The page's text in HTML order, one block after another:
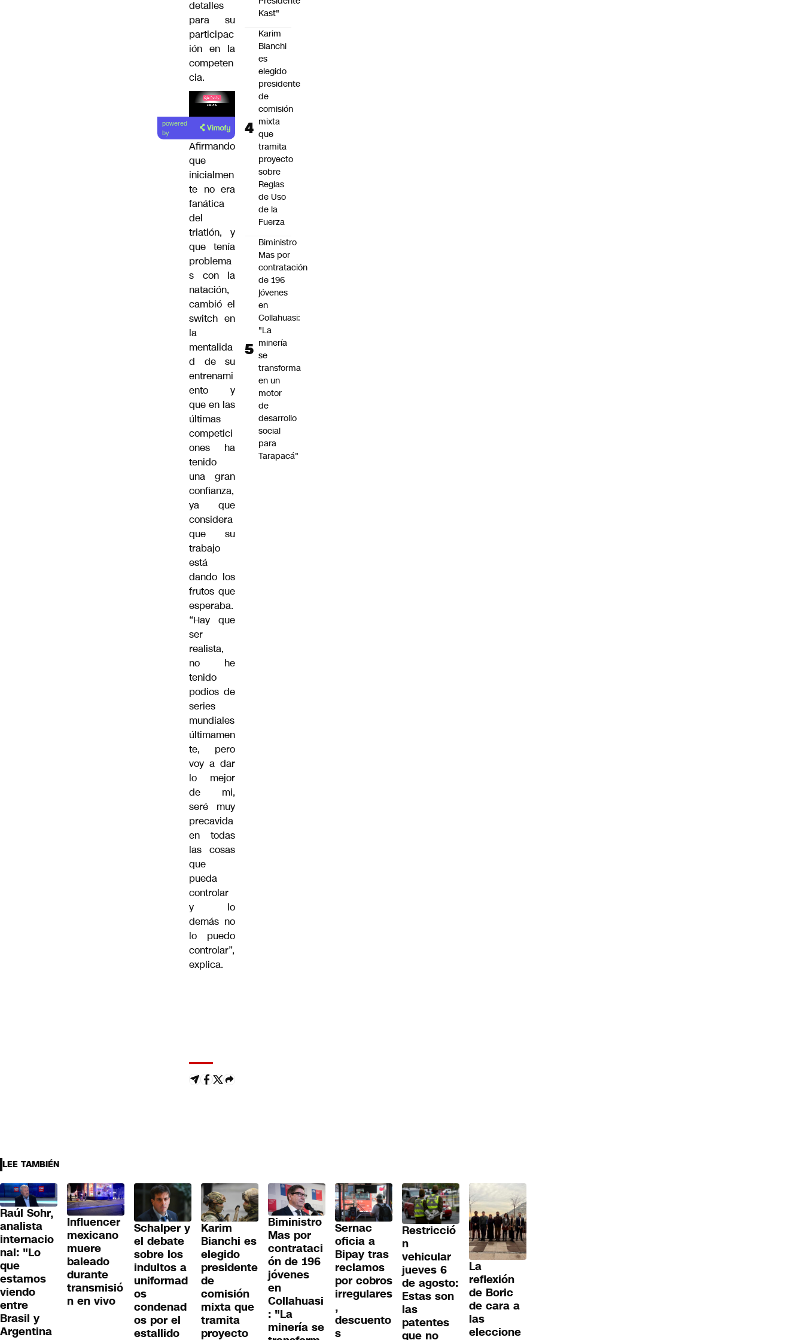
detalles
para su
participac
ión en la
competen
cia.
Lea el
artículo
powered
by
Afirmando
que
inicialmen
te no era
fanática
del
triatlón, y
que tenía
problema
s con la
natación,
cambió el
switch en
la
mentalida
d de su
entrenami
ento y
que en las
últimas
competici
ones ha
tenido
una gran
confianza,
ya que
considera
que su
trabajo
está
dando los
frutos que
esperaba.
“Hay que
ser
realista,
no he
tenido
podios de
series
mundiales
últimamen
te, pero
voy a dar
lo mejor
de mi,
seré muy
precavida
en todas
las cosas
que
pueda
controlar
y lo
demás no
lo puedo
controlar”,
explica.
Kast"
Karim
Bianchi
es
elegido
presidente
de
comisión
mixta
que
tramita
proyecto
sobre
Reglas
de Uso
de la
Fuerza
Biministro
Mas por
contratación
de 196
jóvenes
en
Collahuasi:
"La
minería
se
transforma
en un
motor
de
desarrollo
social
para
Tarapacá"
LEE TAMBIÉN
Raúl Sohr,
analista
internacio
nal: "Lo
que
estamos
viendo
entre
Brasil y
Argentina
Influencer
mexicano
muere
baleado
durante
transmisió
n en vivo
Schalper y
el debate
sobre los
indultos a
uniformad
os
condenad
os por el
estallido
Karim
Bianchi es
elegido
presidente
de
comisión
mixta que
tramita
proyecto
Biministro
Mas por
contrataci
ón de 196
jóvenes
en
Collahuasi
: "La
minería se
Sernac
oficia a
Bipay tras
reclamos
por cobros
irregulares
,
descuento
s
Restricció
n
vehicular
jueves 6
de agosto:
Estas son
las
patentes
que no
La
reflexión
de Boric
de cara a
las
eleccione